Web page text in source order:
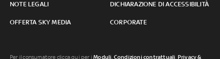
NOTE LEGALI DICHIARAZIONE DI ACCESSIBILITÀ
OFFERTA SKY MEDIA CORPORATE
Per il consumatore clicca qui per iModuli, Condizioni contrattuali, Privacy &